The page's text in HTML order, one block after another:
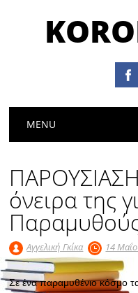
Main menu
MENU
όνειρα της
Αγγελική Γκίκα 14
Σε ένα παραμυθένιο κόσμο